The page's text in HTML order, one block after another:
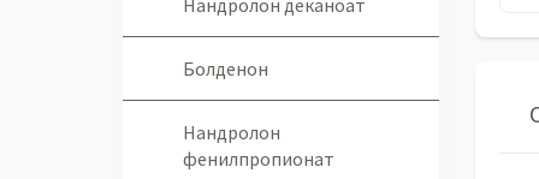
Нандролон деканоат
Болденон
Нандролон
фенилпропионат